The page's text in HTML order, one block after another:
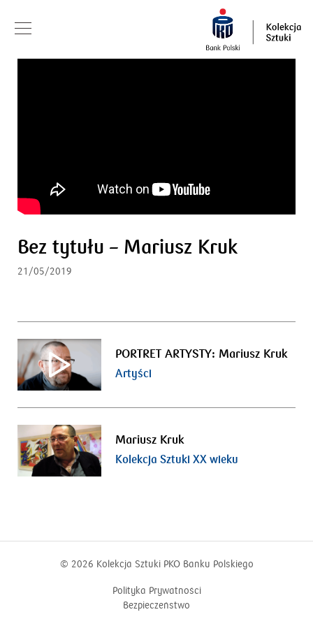
Bez tytułu – Mariusz Kruk
21/05/2019
PORTRET ARTYSTY: Mariusz Kruk
Artyści
Mariusz Kruk
Kolekcja Sztuki XX wieku
© 2026 Kolekcja Sztuki PKO Banku Polskiego
Polityka Prywatności
Bezpieczeństwo